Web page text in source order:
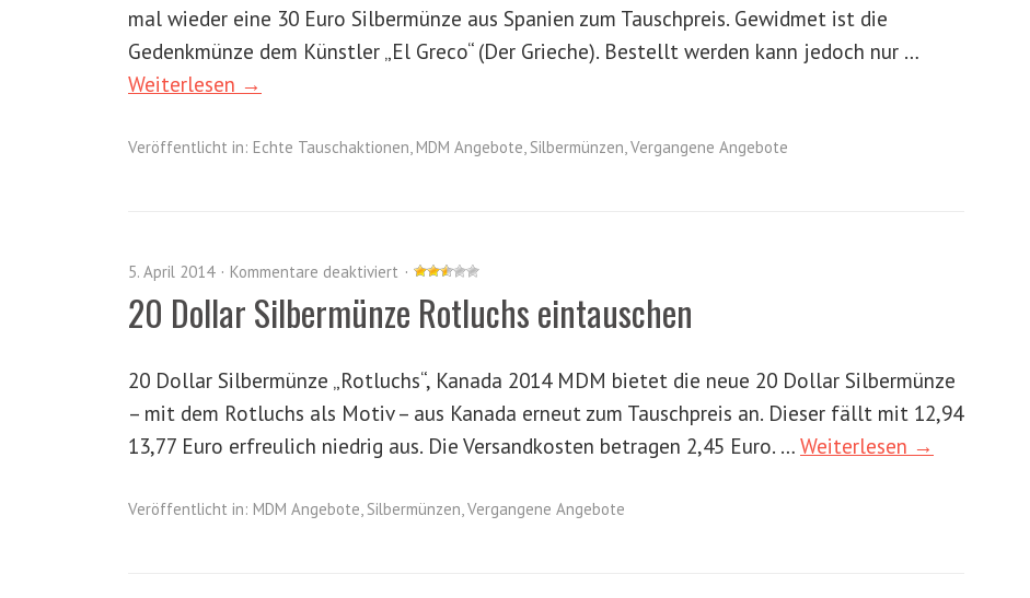
mal wieder eine 30 Euro Silbermünze aus Spanien zum Tauschpreis. Gewidmet ist die
Gedenkmünze dem Künstler „El Greco“ (Der Grieche). Bestellt werden kann jedoch nur …
Weiterlesen →
Veröffentlicht in: Echte Tauschaktionen, MDM Angebote, Silbermünzen,Vergangene Angebote
5. April 2014 Kommentare deaktiviert
20 Dollar Silbermünze Rotluchs eintauschen
20 Dollar Silbermünze „Rotluchs“, Kanada 2014 MDM bietet die neue 20 Dollar Silbermünze
– mit dem Rotluchs als Motiv – aus Kanada erneut zum Tauschpreis an. Dieser fällt mit 12,94
13,77 Euro erfreulich niedrig aus. Die Versandkosten betragen 2,45 Euro. … Weiterlesen →
Veröffentlicht in: MDM Angebote, Silbermünzen,Vergangene Angebote